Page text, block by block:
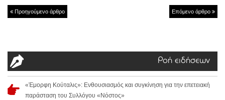
Προηγούμενο άρθρο Επόμενο άρθρο
Ροή ειδήσεων
«Έμορφη Κούταλις»: Ενθουσιασμός και συγκίνηση για την επετειακή
παράσταση του Συλλόγου «Νόστος»